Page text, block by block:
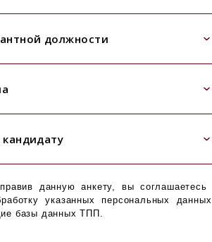
должности
данную анкету, вы соглашаетесь
указанных персональных
базы данных ТПП.